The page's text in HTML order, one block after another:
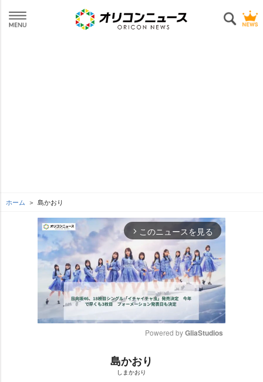
ホーム 島かおり
arrow_forward_ios このニュースを見る
Powered by GliaStudios
島かおり
しまかおり